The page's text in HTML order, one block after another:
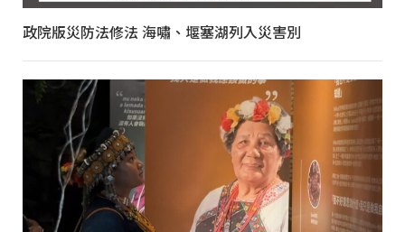
政院版災防法修法 海嘯、堰塞湖列入災害別